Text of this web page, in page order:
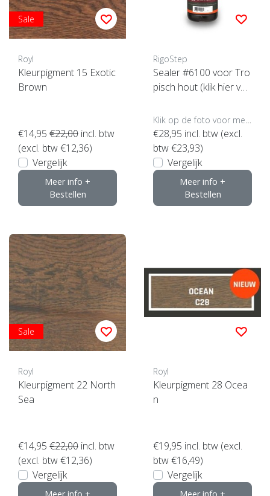
Sale
Royl
Kleurpigment 15 Exotic
Brown
€14,95 €22,00 incl. btw
(excl. btw €12,36)
Vergelijk
Meer info +
Bestellen
RigoStep
Sealer #6100 voor Tro
pisch hout (klik hier vo
€28,95 incl. btw (excl.
btw €23,93)
Vergelijk
Meer info +
Bestellen
Sale
Royl
Kleurpigment 22 North
Sea
€14,95 €22,00 incl. btw
(excl. btw €12,36)
Vergelijk
Meer info +
Royl
Kleurpigment 28 Ocea
n
€19,95 incl. btw (excl.
btw €16,49)
Vergelijk
Meer info +